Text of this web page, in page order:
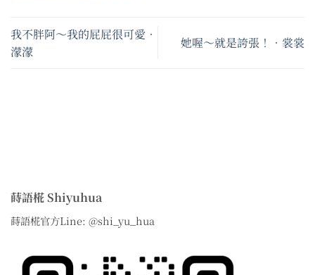
我不胖阿～我的屁屁很可愛•
濛濛
她喔～就是誇張！•裳裳
蒔語椛 Shiyuhua
蒔語椛官方Line: @shi_yu_hua